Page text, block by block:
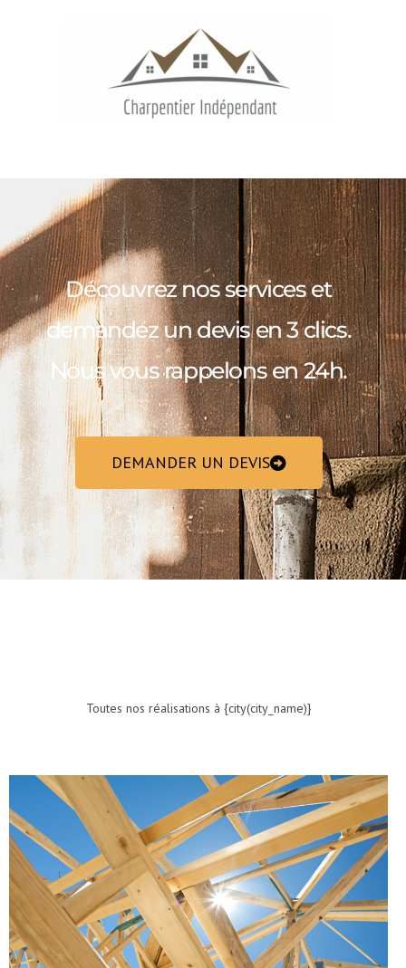
Découvrez nos services et
demandez un devis en 3 clics.
Nous vous rappelons en 24h.
DEMANDER UN DEVIS
Toutes nos réalisations à {city(city_name)}